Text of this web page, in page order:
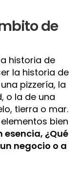
de
historia de
la historia de
pizzería, la
o la de una
tierra o mar.
bien
esencia, ¿Qué
negocio o a